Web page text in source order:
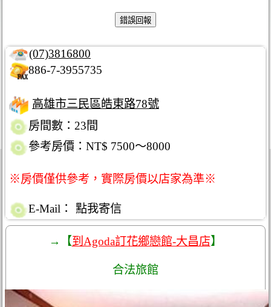
(07)3816800
886-7-3955735
高雄市三民區皓東路78號
房間數：23間
參考房價：NT$ 7500～8000
※房價僅供參考，實際房價以店家為準※
E-Mail： 點我寄信
→【到Agoda訂花鄉戀館-大昌店】
合法旅館